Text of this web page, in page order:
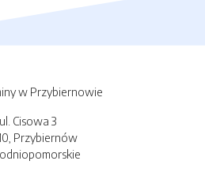
w Przybiernowie
ul. Cisowa 3
Przybiernów